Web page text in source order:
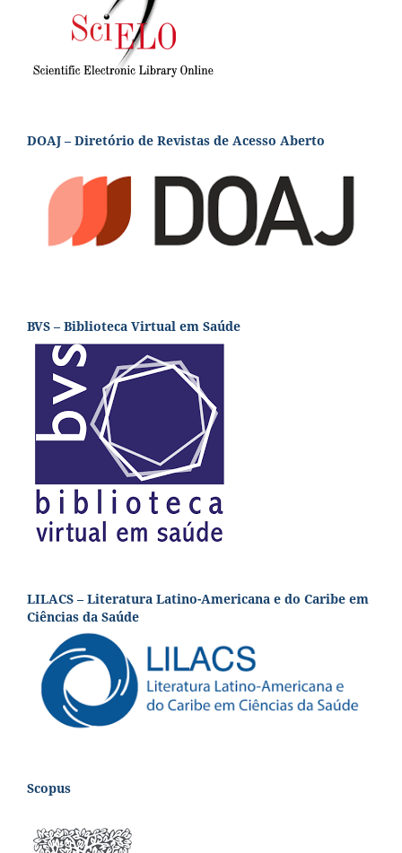
DOAJ – Diretório de Revistas de Acesso Aberto
BVS – Biblioteca Virtual em Saúde
LILACS – Literatura Latino-Americana e do Caribe em
Ciências da Saúde
Scopus